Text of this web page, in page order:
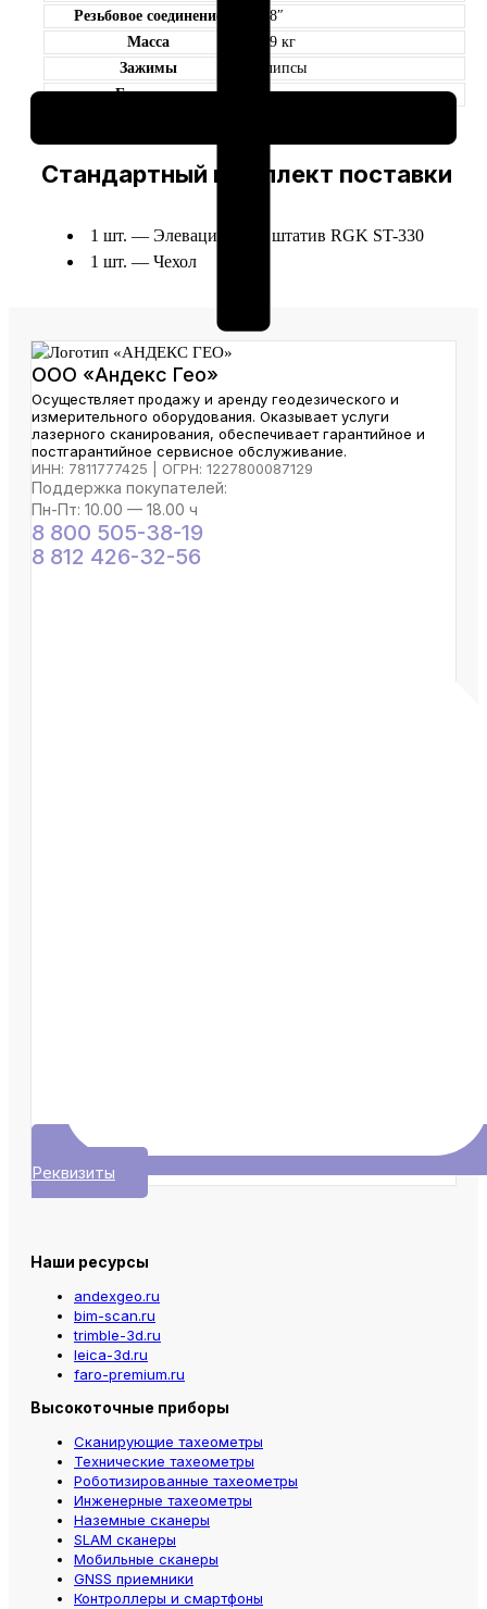
Резьбовое соединение
5/8″
Масса
6,9 кг
Зажимы
клипсы
Гарантия
2 недели
Стандартный комплект поставки
1 шт. — Элевационный штатив RGK ST-330
1 шт. — Чехол
ООО «Андекс Гео»
Осуществляет продажу и аренду геодезического и
измерительного оборудования. Оказывает услуги
лазерного сканирования, обеспечивает гарантийное и
постгарантийное сервисное обслуживание.
ИНН: 7811777425 | ОГРН: 1227800087129
Поддержка покупателей:
Пн-Пт: 10.00 — 18.00 ч
8 800 505-38-19
8 812 426-32-56
Реквизиты
Наши ресурсы
andexgeo.ru
bim-scan.ru
trimble-3d.ru
leica-3d.ru
faro-premium.ru
Высокоточные приборы
Сканирующие тахеометры
Технические тахеометры
Роботизированные тахеометры
Инженерные тахеометры
Наземные сканеры
SLAM сканеры
Мобильные сканеры
GNSS приемники
Контроллеры и смартфоны